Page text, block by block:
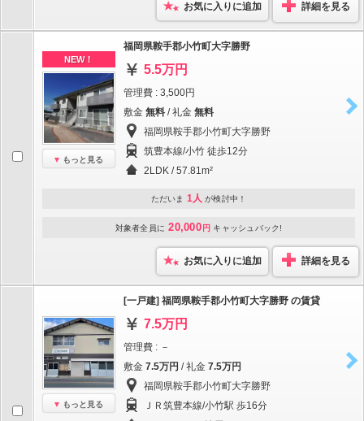
お気に入りに追加 詳細を見る
NEW！
もっと見る
福岡県鞍手郡小竹町大字勝野
5.5万円
管理費 : 3,500円
敷金 無料 / 礼金 無料
福岡県鞍手郡小竹町大字勝野
筑豊本線/小竹 徒歩12分
2LDK / 57.81m²
ただいま 1人 が検討中！
対象者全員に 20,000 円 キャッシュバック!
お気に入りに追加 詳細を見る
もっと見る
[一戸建] 福岡県鞍手郡小竹町大字勝野 の賃貸
7.5万円
管理費 : －
敷金 7.5万円 / 礼金 7.5万円
福岡県鞍手郡小竹町大字勝野
ＪＲ筑豊本線/小竹駅 歩16分